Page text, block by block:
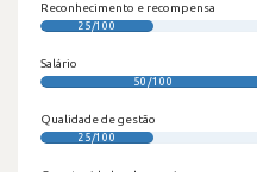
Reconhecimento e recompensa
25/100
Salário
50/100
Qualidade de gestão
25/100